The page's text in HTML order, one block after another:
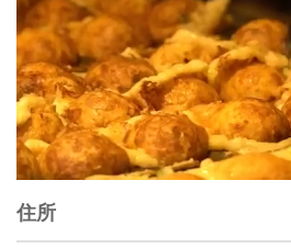
住所